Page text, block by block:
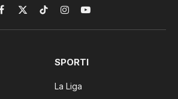
Facebook
X
(Twitter)
TikTokInstagramYouTube
SPORTI
La Liga